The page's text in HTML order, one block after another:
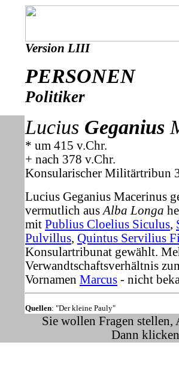
Version LIII
PERSONEN
Politiker
Lucius Geganius
* um 415 v.Chr.
+ nach 378 v.Chr.
Konsularischer Militärtribun
Lucius Geganius Macerinus
vermutlich aus Alba Longa
mit Publius Cloelius Siculus,
Pulvillus, Quintus Servilius
Konsulartribunat gewählt.
Verwandtschaftsverhältnis
Vornamen Marcus - nicht
Quellen: "Der kleine Pauly"
Sie wollen Fragen stellen,
Dann